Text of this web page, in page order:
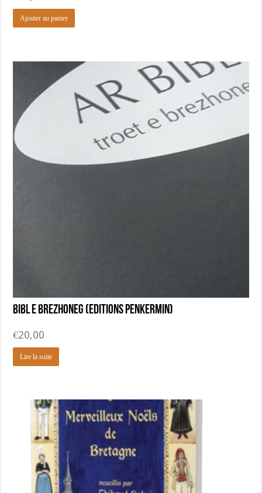
Ajouter au panier
Bibl e brezhoneg (Editions Penkermin)
€20,00
Lire la suite